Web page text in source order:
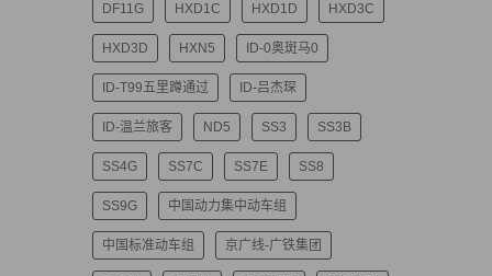
DF11G HXD1C HXD1D HXD3C
HXD3D HXN5 ID-0奥斑马0
ID-T99五里蹲通过 ID-吕杰琛
ID-温兰旅客 ND5 SS3 SS3B
SS4G SS7C SS7E SS8
SS9G 中国动力集中动车组
中国标准动车组 京广线-广铁集团